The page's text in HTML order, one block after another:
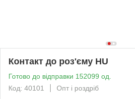
Контакт до роз'єму HU
Готово до відправки 152099 од.
Код: 40101
Опт і роздріб